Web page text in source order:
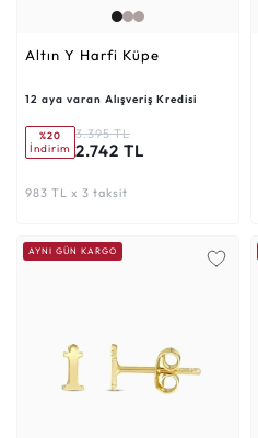
Altın Y Harfi Küpe
12 aya varan Alışveriş Kredisi
%20
İndirim
3.395 TL
2.742 TL
983 TL x 3 taksit
AYNI GÜN KARGO